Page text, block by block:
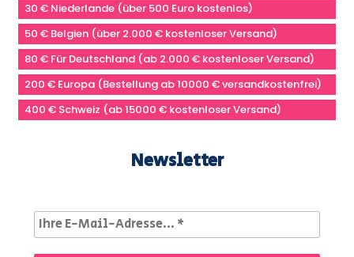
30 € Niederlande (über 500 Euro kostenlos)
50 € Belgien (über 2.000 € kostenloser Versand)
80 € Für Deutschland (ab 2.000 € kostenloser Versand)
200 € Europa (Bestellung ab 10000 € versandkostenfrei)
400 € Schweiz (ab 15000 € kostenloser Versand)
Newsletter